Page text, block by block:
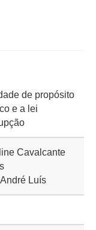
de propósito
e a lei
Cavalcante
Luís